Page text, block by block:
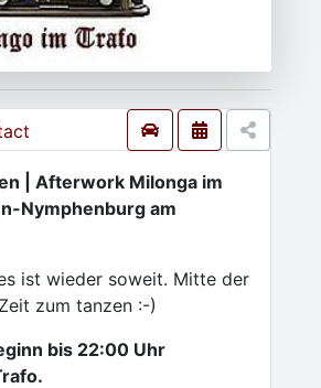
| Afterwork Milonga im
Nymphenburg am
ist wieder soweit. Mitte der
zum tanzen :-)
bis 22:00 Uhr